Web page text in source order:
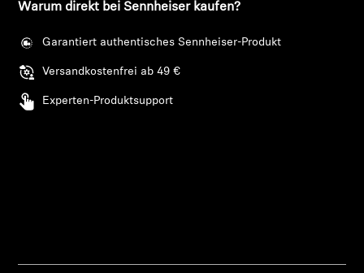
Soundspace
Warum direkt bei Sennheiser kaufen?
Garantiert authentisches Sennheiser-Produkt
Versandkostenfrei ab 49 €
Experten-Produktsupport